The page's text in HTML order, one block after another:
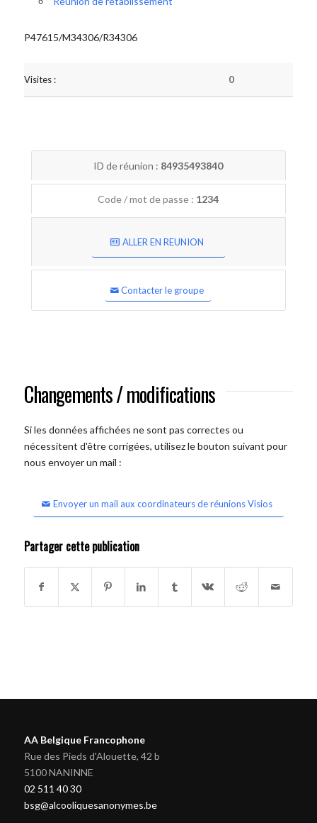
P47615/M34306/R34306
Visites : 0
ID de réunion : 84935493840
Code / mot de passe : 1234
ALLER EN REUNION
Contacter le groupe
Changements / modifications
Si les données affichées ne sont pas correctes ou
nécessitent d'être corrigées, utilisez le bouton suivant pour
nous envoyer un mail :
Envoyer un mail aux coordinateurs de réunions Visios
Partager cette publication
AA Belgique Francophone
Rue des Pieds d'Alouette, 42 b
5100 NANINNE
02 511 40 30
bsg@alcooliquesanonymes.be